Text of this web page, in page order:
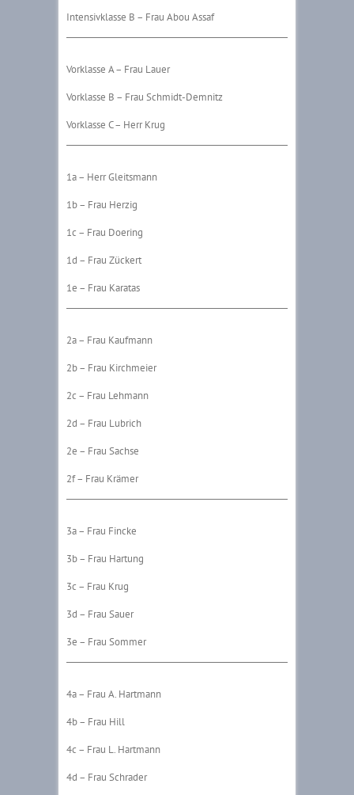
Intensivklasse B – Frau Abou Assaf
Vorklasse A – Frau Lauer
Vorklasse B – Frau Schmidt-Demnitz
Vorklasse C – Herr Krug
1a – Herr Gleitsmann
1b – Frau Herzig
1c – Frau Doering
1d – Frau Zückert
1e – Frau Karatas
2a – Frau Kaufmann
2b – Frau Kirchmeier
2c – Frau Lehmann
2d – Frau Lubrich
2e – Frau Sachse
2f – Frau Krämer
3a – Frau Fincke
3b – Frau Hartung
3c – Frau Krug
3d – Frau Sauer
3e – Frau Sommer
4a – Frau A. Hartmann
4b – Frau Hill
4c – Frau L. Hartmann
4d – Frau Schrader